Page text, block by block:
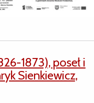
1873), poseł i
Sienkiewicz,